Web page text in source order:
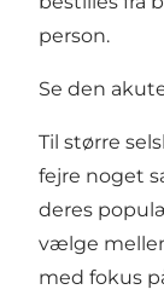
person.
Se den
Til større
fejre noget
deres
vælge
med fokus